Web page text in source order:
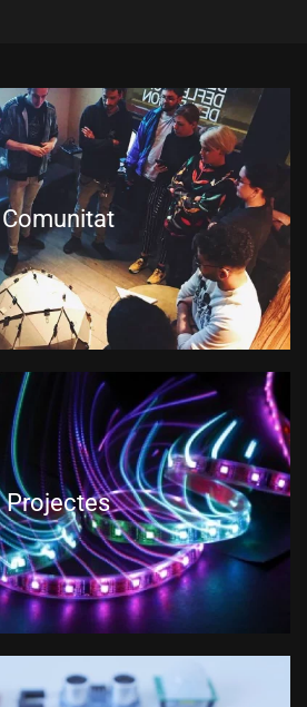
Comunitat
Projectes